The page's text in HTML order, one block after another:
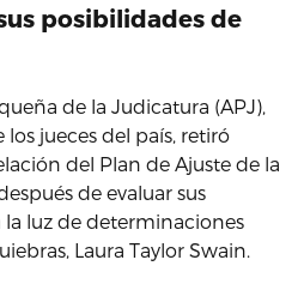
posibilidades de
de la Judicatura (APJ),
jueces del país, retiró
del Plan de Ajuste de la
de evaluar sus
luz de determinaciones
Laura Taylor Swain.